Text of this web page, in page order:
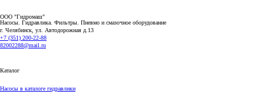
ООО "Гидромаш"
Насосы. Гидравлика. Фильтры. Пневмо и смазочное оборудование
г. Челябинск, ул. Автодорожная д.13
+7 (351) 200-22-88
82002288@mail.ru
Каталог
Насосы в каталоге гидравлики